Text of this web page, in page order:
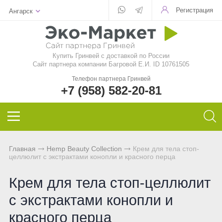
Для стекла
Для посуды
Инволвер
Для чистки зубов
Для очков
Для стирки
Чистящие средства
Текстиль
Кондиционер для волос
Натуральное мыло
Минеральная косметика
Декоративная косметика
Маски и бустер
Эфирные масла
Кондиционер для волос
Натуральное мыло
Зубная паста и порошок
Спонжи для зубов
Средства женской гигиены
Природный сорбент
Восстанавливающий гель
Фульвовые кислоты
Функциональные напитки
Функциональное питание
Функциональные леденцы
Функциональные чаи
Ежедневные чаи
Функциональные напитки
Чай дыхательный
Женский чай
Мужской чай
Чай для похудения
Aquamagic
Aquamatic
Sharme
Welllab
Hemp
Ангарск Регистрация
Купить Гринвей c доставкой по России
Сайт партнера компании Багровой Е.И. ID 10761505
Телефон партнера Гринвей
+7 (958) 582-20-81
Главная Hemp Beauty Collection
Крем для тела стоп-
целлюлит с экстрактами конопли и красного перца
Крем для тела стоп-целлюлит
с экстрактами конопли и
красного перца